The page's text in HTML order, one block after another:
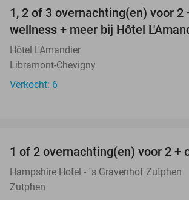
TODAY
1, 2 of 3 overnachting(en) voor 2
wellness + meer bij Hôtel
Hôtel L'Amandier
Libramont-Chevigny
Verkocht: 6
1 of 2 overnachting(en) voor 2 +
Hampshire Hotel - ´s Gravenhof Zutphen
Zutphen